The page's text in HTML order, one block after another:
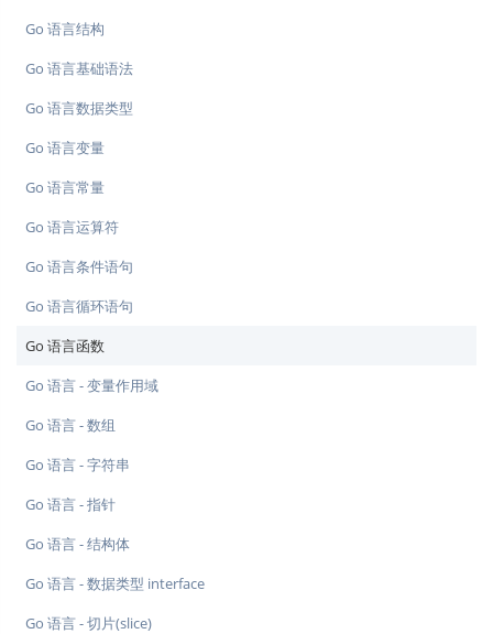
Go 语言结构
Go 语言基础语法
Go 语言数据类型
Go 语言变量
Go 语言常量
Go 语言运算符
Go 语言条件语句
Go 语言循环语句
Go 语言函数
Go 语言 - 变量作用域
Go 语言 - 数组
Go 语言 - 字符串
Go 语言 - 指针
Go 语言 - 结构体
Go 语言 - 数据类型 interface
Go 语言 - 切片(slice)